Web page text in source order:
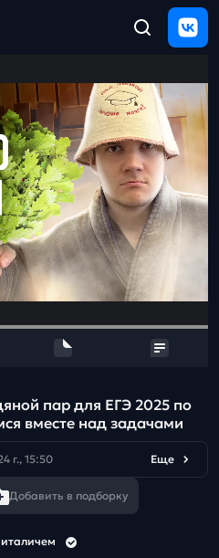
пар для ЕГЭ 2025 по
вместе над задачами
г., 15:50 Еще
Добавить в подборку